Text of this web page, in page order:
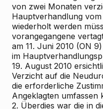
von zwei Monaten
Hauptverhandlung
wiederholt werden
vorangegangene
am 11. Juni 2010 (ON
im
19. August 2010
Verzicht auf die
die erforderliche
Angeklagten umfassen
2. Überdies war die in